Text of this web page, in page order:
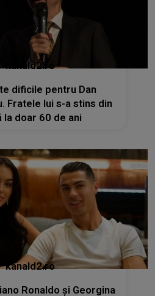
kanald2.ro
dificile pentru Dan
Fratele lui s-a stins din
la doar 60 de ani
kanald2.ro
Ronaldo și Georgina